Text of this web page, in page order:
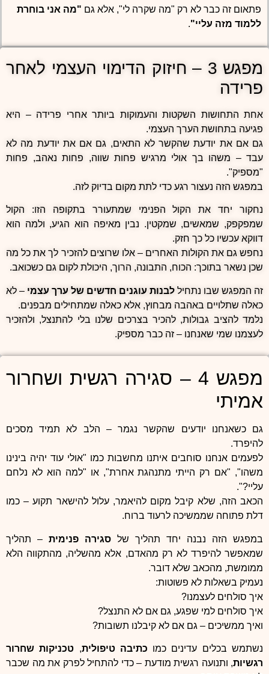
פתאום זה כבר לא רק "מה שקרה לי", אלא גם "מה אני בוחרת
ללמוד מזה עליי".
מפגש 3 – חיזוק הדימוי העצמי לאחר
פרידה
אחת התחושות השקטות והעמוקות ביותר אחרי פרידה – היא
פגיעה בתחושת הערך העצמי.
גם אם את יודעת שהקשר לא התאים, גם אם את יודעת מה לא
עבד – משהו בך אולי מרגיש פחות שווה, פחות נאהב, פחות
"מספיק".
במפגש הזה נעצור רגע כדי לתת מקום בדיוק לזה.
נחקור יחד את הקול הפנימי שמתעורר בתקופה הזו: הקול
שמפקפק, שמאשים, שמקטין. נבין מאיפה הוא הגיע, ולמה הוא
דווקא עכשיו כל כך חזק.
נחפש גם את הקולות האחרים – אלו שרוצים להזכיר לך את כל מה
שכן נשאר בתוכך: הכוח, התבונה, הרוך, היכולת לקום גם כשכואב.
זה המפגש שבו נתחיל לבנות עוגנים חדשים של ערך עצמי – לא
כאלה שתלויים באהבה מבחוץ, אלא כאלה שמתחילים מבפנים.
נלמד להציב גבולות, להכיר בצרכים שלנו בלי להתנצל, ולהזכיר
לעצמנו שמי שאנחנו – זה כבר מספיק.
מפגש 4 – סגירה רגשית ושחרור
אמיתי
גם כשאנחנו יודעים שהקשר נגמר – הלב לא תמיד מסכים
להיפרד.
לפעמים אנחנו סוחבים איתנו מחשבות כמו "אולי עוד יהיה בינינו
משהו", "אם רק הייתי מתנהגת אחרת", או "למה הוא לא נלחם
עליי?".
הכאב הזה, שלא קיבל מקום להיאמר, עלול להישאר תקוע – כמו
דלת פתוחה שממשיכה לרעוד ברוח.
במפגש הזה נבנה יחד תהליך של סגירה פנימית – תהליך
שמאפשר להיפרד לא רק מהאדם, אלא מהשליה, מהתקווה הלא
ממומשת, מהכאב שלא דובר.
נעמיק בשאלות לא פשוטות:
איך סולחים לעצמנו?
איך סולחים למי שפגע, גם אם לא התנצל?
ואיך ממשיכים – גם אם לא קיבלנו תשובות?
נשתמש בכלים עדינים כמו כתיבה טיפולית, טכניקות שחרור
רגשיות, ותנועה רגשית מודעת – כדי להתחיל לפרק את מה שכבר